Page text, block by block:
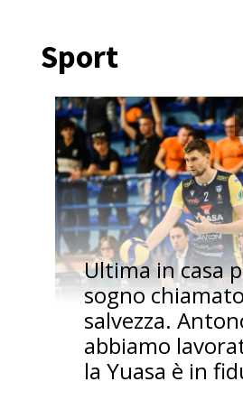
Sport
Ultima in casa
sogno
salvezza.
abbiamo
la Yuasa è in